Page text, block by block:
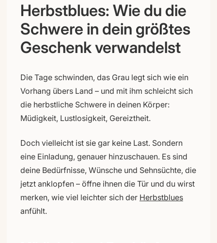
Herbstblues: Wie du die
Schwere in dein größtes
Geschenk verwandelst
Die Tage schwinden, das Grau legt sich wie ein
Vorhang übers Land – und mit ihm schleicht sich
die herbstliche Schwere in deinen Körper:
Müdigkeit, Lustlosigkeit, Gereiztheit.
Doch vielleicht ist sie gar keine Last. Sondern
eine Einladung, genauer hinzuschauen. Es sind
deine Bedürfnisse, Wünsche und Sehnsüchte, die
jetzt anklopfen – öffne ihnen die Tür und du wirst
merken, wie viel leichter sich der Herbstblues
anfühlt.